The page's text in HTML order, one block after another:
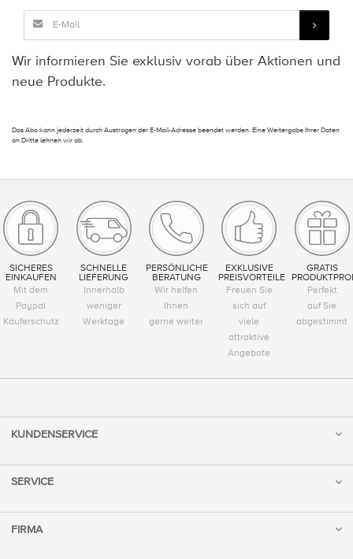
Wir informieren Sie exklusiv vorab über Aktionen und
neue Produkte.
Das Abo kann jederzeit durch Austragen der E-Mail-Adresse beendet werden. Eine Weitergabe Ihrer Daten
an Dritte lehnen wir ab.
SICHERES
EINKAUFEN
Mit dem
Paypal
Käuferschutz
SCHNELLE
LIEFERUNG
Innerhalb
weniger
Werktage
PERSÖNLICHE
BERATUNG
Wir helfen
Ihnen
gerne weiter
EXKLUSIVE
PREISVORTEILE
Freuen Sie
sich auf
viele
attraktive
Angebote
GRATIS
Perfekt
auf Sie
abgestimmt
KUNDENSERVICE
SERVICE
FIRMA